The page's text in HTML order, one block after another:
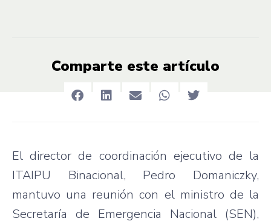
Comparte este artículo
El director de coordinación ejecutivo de la
ITAIPU Binacional, Pedro Domaniczky,
mantuvo una reunión con el ministro de la
Secretaría de Emergencia Nacional (SEN),